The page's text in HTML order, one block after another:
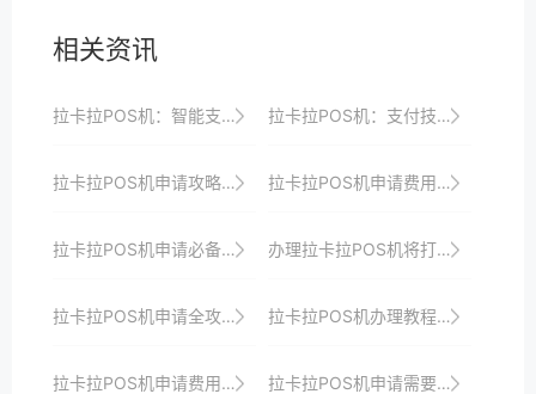
相关资讯
拉卡拉POS机：智能支付，引领未来 拉卡拉POS机：支付技术的新革命，引领行业发展
拉卡拉POS机申请攻略：助你打造高效支付体系 拉卡拉POS机申请费用及隐藏成本分析
拉卡拉POS机申请必备条件：全面了解政策、市场与技术需求 办理拉卡拉POS机将打造智能便捷安全的收银系统以满足商家多样化需求并引领行业发展方向以及提升品牌形象与顾客忠诚度
拉卡拉POS机申请全攻略：从申请到使用的全方位指导 拉卡拉POS机办理教程：轻松几步开启收银新时代大门，助力商家实现收银升级、转型与增长
拉卡拉POS机申请费用及优惠政策对比 拉卡拉POS机申请需要哪些材料？详细清单